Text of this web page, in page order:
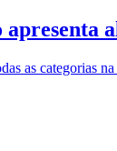
as categorias na